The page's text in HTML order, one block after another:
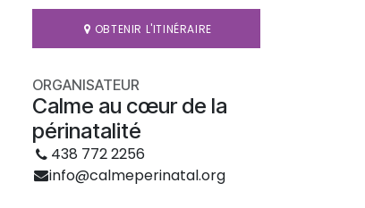
OBTENIR L'ITINÉRAIRE
ORGANISATEUR
Calme au cœur de la
périnatalité
438 772 2256
info@calmeperinatal.org